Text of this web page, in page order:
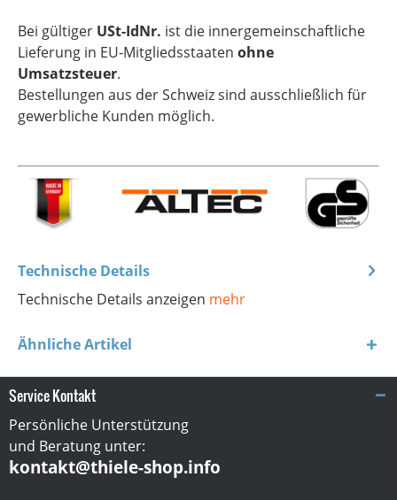
Bei gültiger USt-IdNr. ist die innergemeinschaftliche
Lieferung in EU-Mitgliedsstaaten ohne
Umsatzsteuer.
Bestellungen aus der Schweiz sind ausschließlich für
gewerbliche Kunden möglich.
Technische Details
Technische Details anzeigen mehr
Ähnliche Artikel
Service Kontakt
Persönliche Unterstützung
und Beratung unter:
kontakt@thiele-shop.info